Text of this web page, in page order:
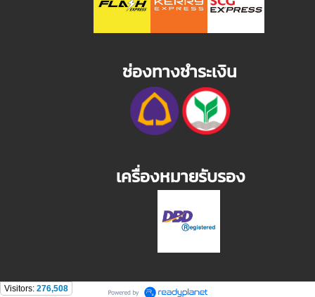
ช่องทางชำระเงิน
เครื่องหมายรับรอง
Visitors: 276,508